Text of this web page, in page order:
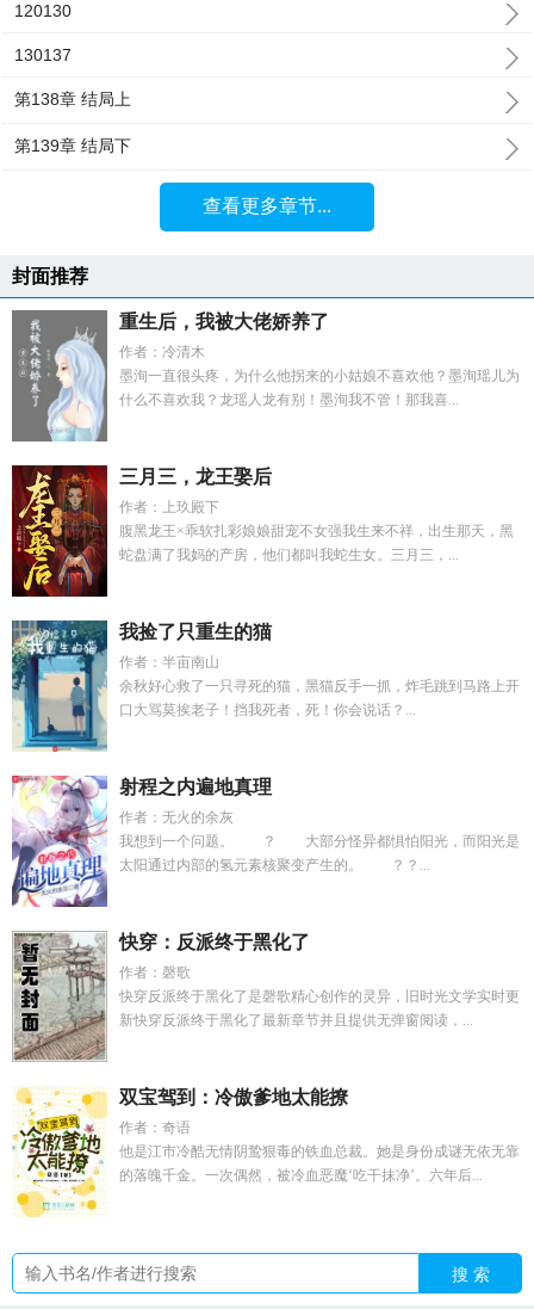
120130
130137
第138章 结局上
第139章 结局下
查看更多章节...
封面推荐
重生后，我被大佬娇养了
作者：冷清木
墨洵一直很头疼，为什么他拐来的小姑娘不喜欢他？墨洵瑶儿为
什么不喜欢我？龙瑶人龙有别！墨洵我不管！那我喜...
三月三，龙王娶后
作者：上玖殿下
腹黑龙王×乖软扎彩娘娘甜宠不女强我生来不祥，出生那天，黑
蛇盘满了我妈的产房，他们都叫我蛇生女。三月三，...
我捡了只重生的猫
作者：半亩南山
余秋好心救了一只寻死的猫，黑猫反手一抓，炸毛跳到马路上开
口大骂莫挨老子！挡我死者，死！你会说话？...
射程之内遍地真理
作者：无火的余灰
我想到一个问题。 ？ 大部分怪异都惧怕阳光，而阳光是
太阳通过内部的氢元素核聚变产生的。 ？？...
快穿：反派终于黑化了
作者：磬歌
快穿反派终于黑化了是磬歌精心创作的灵异，旧时光文学实时更
新快穿反派终于黑化了最新章节并且提供无弹窗阅读，...
双宝驾到：冷傲爹地太能撩
作者：奇语
他是江市冷酷无情阴鸷狠毒的铁血总裁。她是身份成谜无依无靠
的落魄千金。一次偶然，被冷血恶魔‘吃干抹净’。六年后...
搜 索